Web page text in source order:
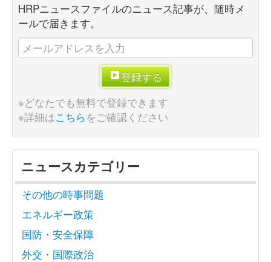
HRPニュースファイルのニュース記事が、随時メ
ールで届きます。
登録する
※どなたでも無料で登録できます
※詳細はこちらをご確認ください
ニュースカテゴリー
その他の時事問題
エネルギー政策
国防・安全保障
外交・国際政治